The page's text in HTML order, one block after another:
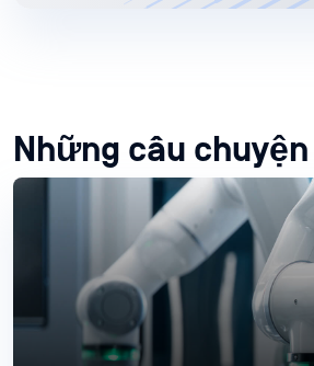
Những câu